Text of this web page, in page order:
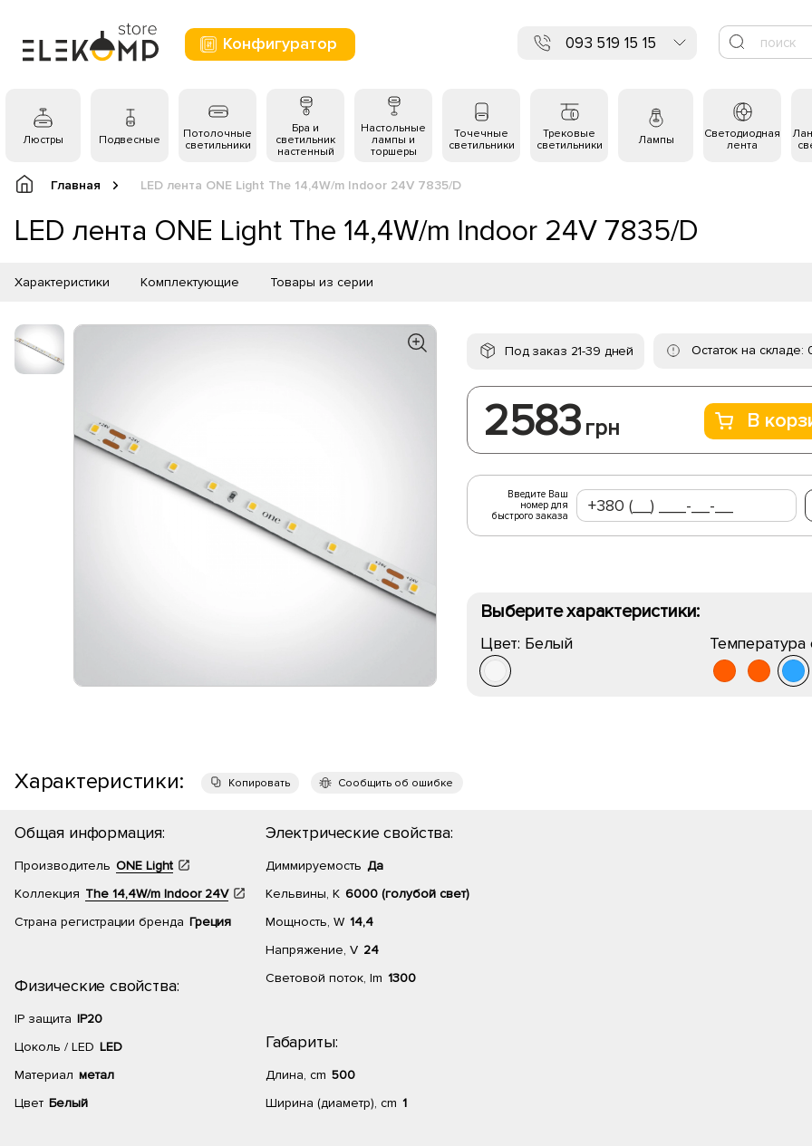
Конфигуратор 093 519 15 15
Люстры Подвесные
Потолочные
светильники
Бра и
светильник
настенный
Настольные
лампы и
торшеры
Точечные
светильники
Трековые
светильники
Лампы
Светодиодная
лента
Главная LED лента ONE Light The 14,4W/m Indoor 24V 7835/D
LED лента ONE Light The 14,4W/m Indoor 24V 7835/D
Характеристики Комплектующие Товары из серии
Под заказ 21-39 дней Остаток на складе:
2583 грн В
Введите Ваш
номер для
быстрого заказа
Выберите характеристики:
Цвет: Белый Температура
Характеристики: Копировать Сообщить об ошибке
Общая информация:
Производитель ONE Light
Коллекция The 14,4W/m Indoor 24V
Страна регистрации бренда Греция
Физические свойства:
IP защита IP20
Цоколь / LED LED
Материал метал
Цвет Белый
Электрические свойства:
Диммируемость Да
Кельвины, К 6000 (голубой свет)
Мощность, W 14,4
Напряжение, V 24
Световой поток, lm 1300
Габариты:
Длина, cm 500
Ширина (диаметр), cm 1